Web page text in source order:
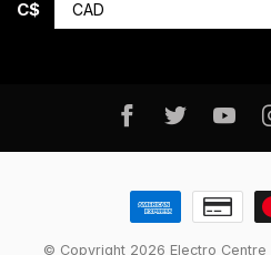
C$
© Copyright 2026 Electro Centre